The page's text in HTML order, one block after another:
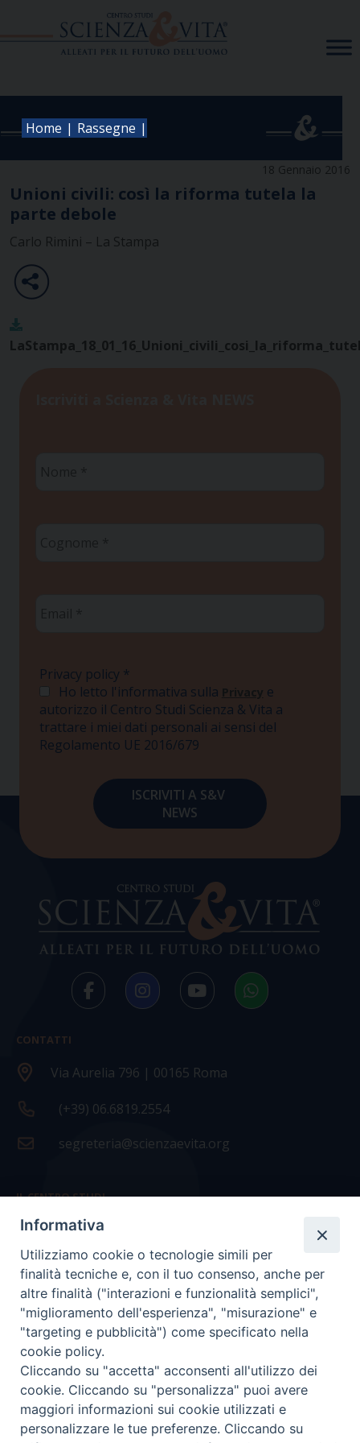
Home | Rassegne |
18 Gennaio 2016
Unioni civili: così la riforma tutela la
parte debole
Carlo Rimini – La Stampa
Privacy policy *
Ho letto l'informativa sulla Privacy e
autorizzo il Centro Studi Scienza & Vita a
trattare i miei dati personali ai sensi del
Regolamento UE 2016/679
CONTATTI
Via Aurelia 796 | 00165 Roma
(+39) 06.6819.2554
segreteria@scienzaevita.org
IL CENTRO STUDI
La nostra storia
Statuto
Presidenza e ufficio presidenza
Consiglio scientifico
Coordinamento nazionale
Informativa
Utilizziamo cookie o tecnologie simili per
finalità tecniche e, con il tuo consenso, anche per
altre finalità ("interazioni e funzionalità semplici",
"miglioramento dell'esperienza", "misurazione" e
"targeting e pubblicità") come specificato nella
cookie policy.
Cliccando su "accetta" acconsenti all'utilizzo dei
cookie. Cliccando su "personalizza" puoi avere
maggiori informazioni sui cookie utilizzati e
personalizzare le tue preferenze. Cliccando su